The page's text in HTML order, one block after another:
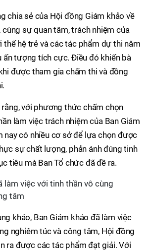
chia sẻ của Hội đồng Giám khảo về
sự quan tâm, trách nhiệm của
thế hệ trẻ và các tác phẩm dự thi năm
ấn tượng tích cực. Điều đó khiến bà
được tham gia chấm thi và đồng
với phương thức chấm chọn
làm việc trách nhiệm của Ban Giám
nay có nhiều cơ sở để lựa chọn được
sự chất lượng, phản ánh đúng tinh
tiêu mà Ban Tổ chức đã đề ra.
làm việc với tinh thần vô cùng
tâm
khảo, Ban Giám khảo đã làm việc
nghiêm túc và công tâm, Hội đồng
ra được các tác phẩm đạt giải. Với